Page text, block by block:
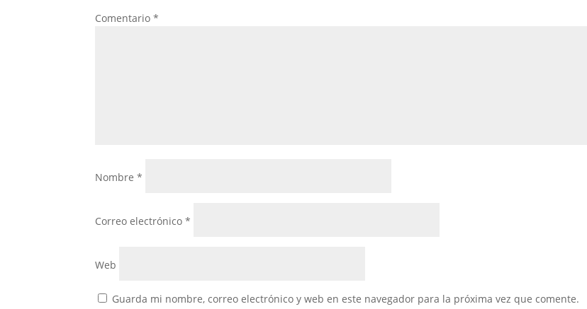
Comentario*
Nombre*
Correo electrónico*
Web
Guarda mi nombre, correo electrónico y web en este navegador para la próxima vez que comente.